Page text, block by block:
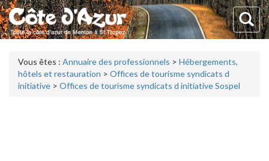
Vous êtes : Annuaire des professionnels > Hébergements,
hôtels et restauration > Offices de tourisme syndicats d
initiative > Offices de tourisme syndicats d initiative Sospel